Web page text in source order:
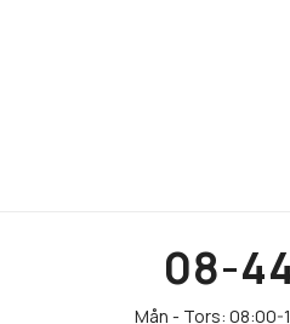
08-